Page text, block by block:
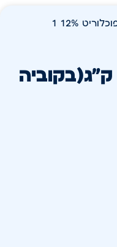
/ היפוכלוריט 12% 1
היפוכלוריט 12% 1 ק"ג(בקוביה